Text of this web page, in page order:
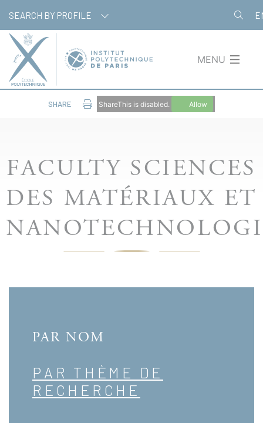
main
content
SEARCH BY PROFILE
MENU
SHARE ShareThis is disabled. Allow
FACULTY SCIENCES
DES MATÉRIAUX ET
PAR NOM
PAR THÈME DE
RECHERCHE